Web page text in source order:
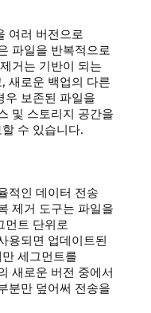
여러 버전으로
파일을 반복적으로
거는 기반이 되는
새로운 백업의 다른
우 보존된 파일을
및 스토리지 공간을
수 있습니다.
적인 데이터 전송
제거 도구는 파일을
먼트 단위로
용되면 업데이트된
세그먼트를
새로운 버전 중에서
분만 덮어써 전송을